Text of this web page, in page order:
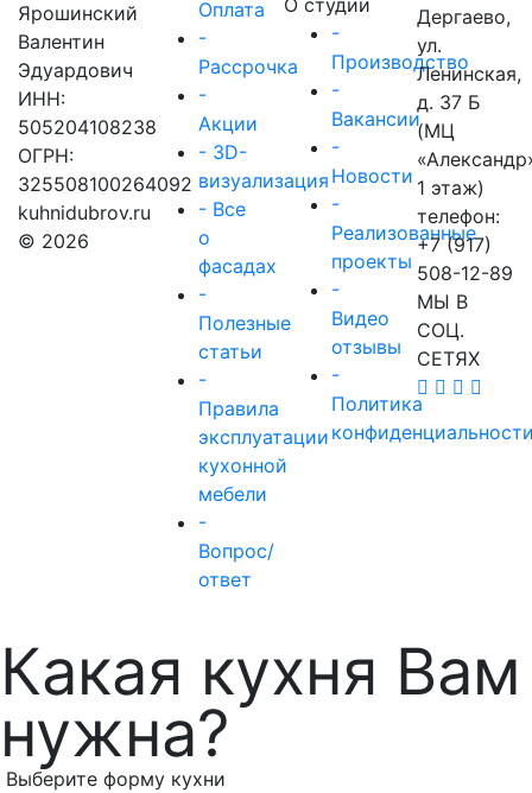
Ярошинский
Валентин
Эдуардович
ИНН:
505204108238
ОГРН:
325508100264092
kuhnidubrov.ru
© 2026
Оплата
-
Рассрочка
-
Акции
- 3D-
визуализация
- Все
о
фасадах
-
Полезные
статьи
-
Правила
эксплуатации
кухонной
мебели
-
Вопрос/
ответ
О студии
-
Производство
-
Вакансии
-
Новости
-
Реализованные
проекты
-
Видео
отзывы
-
Политика
Дергаево,
ул.
Ленинская,
д. 37 Б
(МЦ
1 этаж)
телефон:
+7 (917)
508-12-89
МЫ В
СОЦ.
СЕТЯХ
Какая кухня Вам
нужна?
Выберите форму кухни